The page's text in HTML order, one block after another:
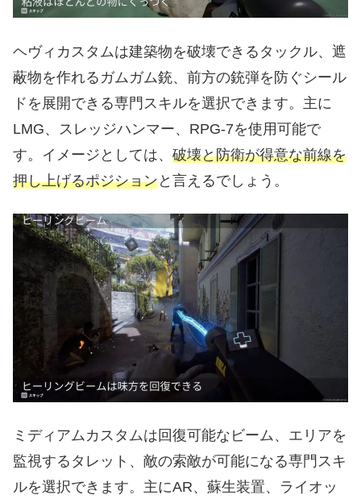
ヘヴィカスタムは建築物を破壊できるタックル、遮
蔽物を作れるガムガム銃、前方の銃弾を防ぐシール
ドを展開できる専門スキルを選択できます。主に
LMG、スレッジハンマー、RPG-7を使用可能で
す。イメージとしては、 破壊と防衛が得意な前線を
押し上げるポジションと言えるでしょう。
ミディアムカスタムは回復可能なビーム、エリアを
監視するタレット、敵の索敵が可能になる専門スキ
ルを選択できます。主にAR、蘇生装置、ライオッ